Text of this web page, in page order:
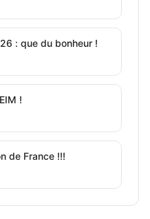
: que du bonheur !
!
de France !!!